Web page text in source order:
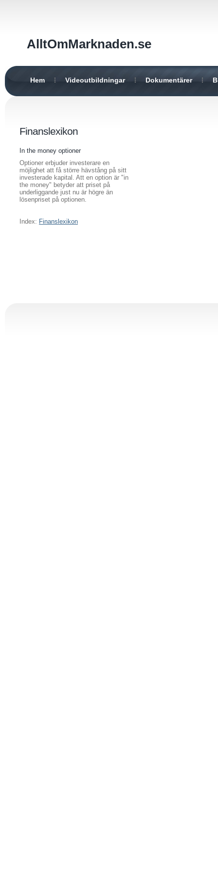
AlltOmMarknaden.se
Hem Videoutbildningar Dokumentärer
Finanslexikon
In the money optioner
Optioner erbjuder investerare en
möjlighet att få större hävstång på sitt
investerade kapital. Att en option är "in
the money" betyder att priset på
underliggande just nu är högre än
lösenpriset på optionen.
Index: Finanslexikon